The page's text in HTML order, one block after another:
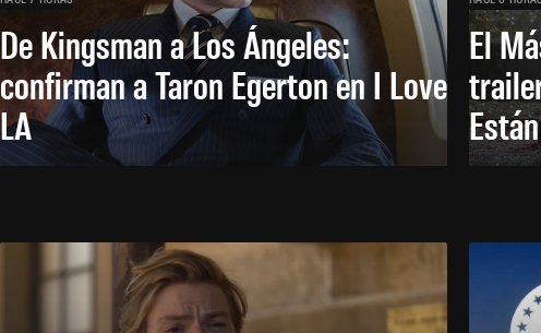
De Kingsman a Los Ángeles:
confirman a Taron Egerton en I Love
LA
El